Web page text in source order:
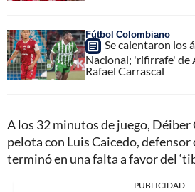
Fútbol Colombiano
Se calentaron los
Nacional; 'rifirrafe' de
Rafael Carrascal
A los 32 minutos de juego,
pelota con Luis Caicedo, defensor
terminó en una falta a favor del
PUBLICIDAD